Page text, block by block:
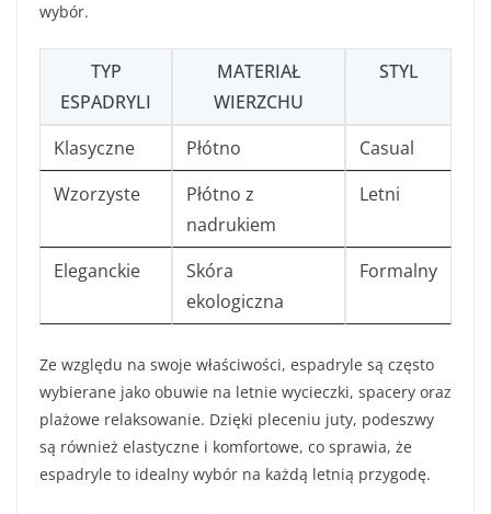
wybór.
TYP
ESPADRYLI
MATERIAŁ
WIERZCHU
STYL
Klasyczne Płótno
Casual
Wzorzyste
Płótno z
nadrukiem
Letni
Eleganckie
Skóra
ekologiczna
Formalny
Ze względu na swoje właściwości, espadryle są często
wybierane jako obuwie na letnie wycieczki, spacery oraz
plażowe relaksowanie. Dzięki pleceniu juty, podeszwy
są również elastyczne i komfortowe, co sprawia, że
espadryle to idealny wybór na każdą letnią przygodę.